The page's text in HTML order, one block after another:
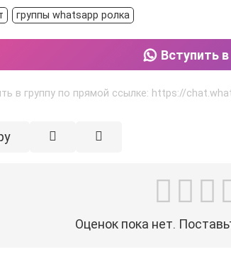
группы whatsapp ролка
Вступить в
в группу по прямой ссылке: https://
Оценок пока нет.